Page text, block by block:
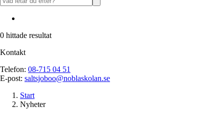
0 hittade resultat
Kontakt
Telefon: 08-715 04 51
E-post: saltsjoboo@noblaskolan.se
Start
Nyheter